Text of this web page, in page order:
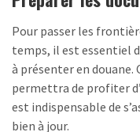
Pour passer les
temps, il est essentiel
à présenter en douane.
permettra de profiter
est indispensable de
bien à jour.